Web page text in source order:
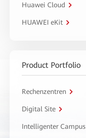
Huawei Cloud
HUAWEI eKit
Product Portfolio
Rechenzentren
Digital Site
Intelligenter Campus